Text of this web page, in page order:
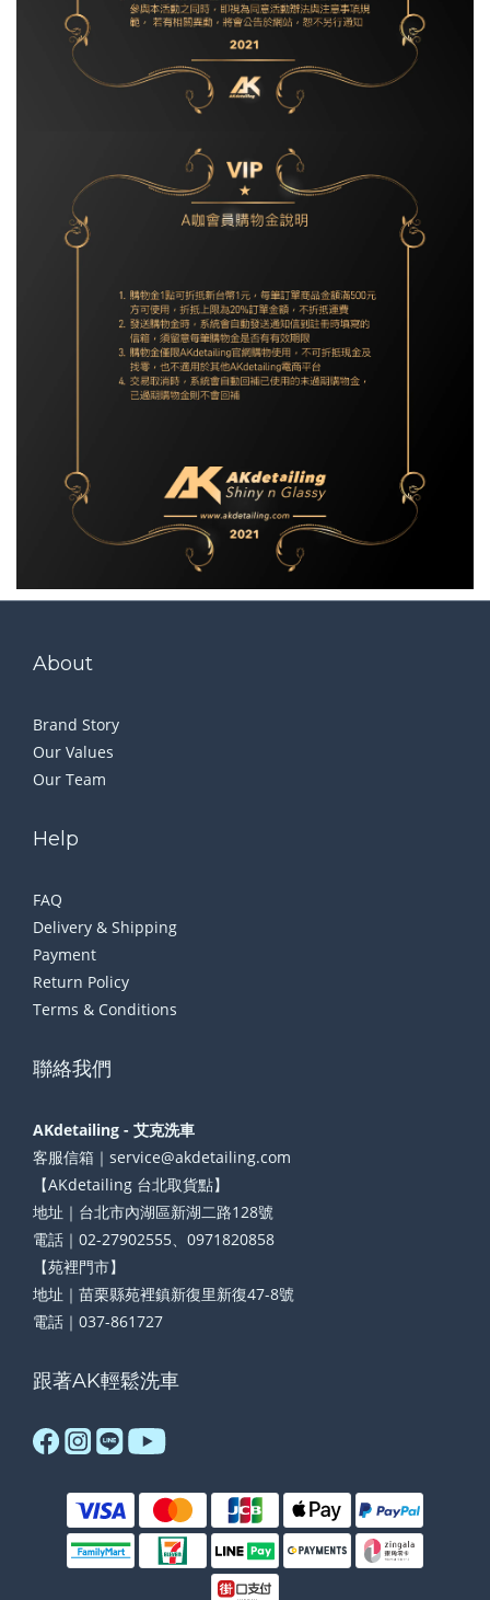
About
Brand Story
Our Values
Our Team
Help
FAQ
Delivery & Shipping
Payment
Return Policy
Terms & Conditions
聯絡我們
AKdetailing - 艾克洗車
客服信箱｜service@akdetailing.com
【AKdetailing 台北取貨點】
地址｜台北市內湖區新湖二路128號
電話｜02-27902555、0971820858
【苑裡門市】
地址｜苗栗縣苑裡鎮新復里新復47-8號
電話｜037-861727
跟著AK輕鬆洗車